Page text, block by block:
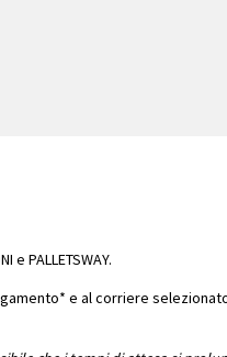
PALLETSWAY.
e al corriere